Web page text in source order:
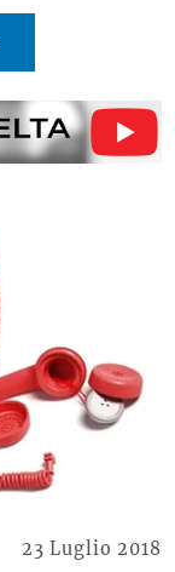
23 Luglio 2018